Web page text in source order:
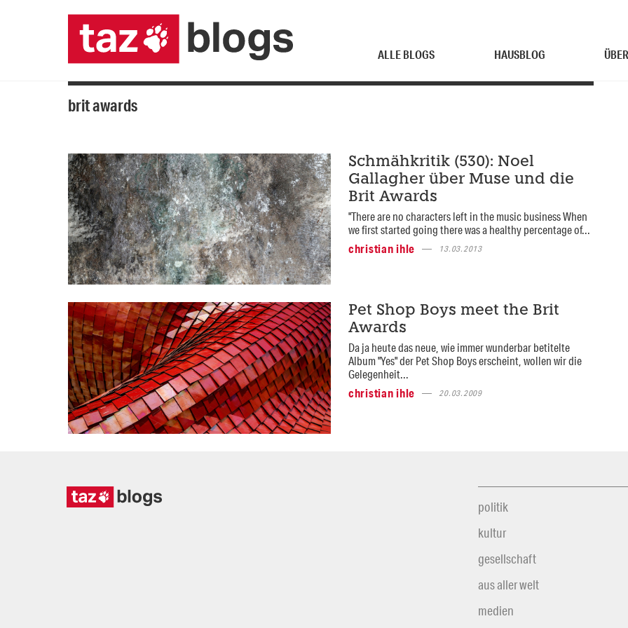
ALLE BLOGS HAUSBLOG
brit awards
Schmähkritik (530): Noel
Gallagher über Muse und die
Brit Awards
"There are no characters left in the music business When
we first started going there was a healthy percentage of...
christian ihle
13.03.2013
Pet Shop Boys meet the Brit
Awards
Da ja heute das neue, wie immer wunderbar betitelte
Album "Yes" der Pet Shop Boys erscheint, wollen wir die
Gelegenheit...
christian ihle
20.03.2009
politik
kultur
gesellschaft
aus aller welt
medien